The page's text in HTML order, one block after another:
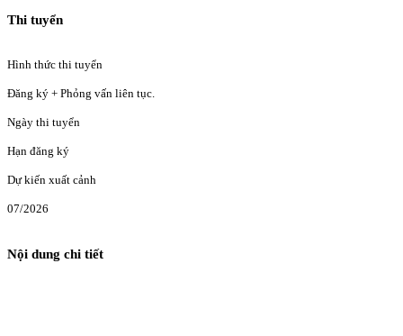
Thi tuyển
Hình thức thi tuyển
Đăng ký + Phỏng vấn liên tục.
Ngày thi tuyển
Hạn đăng ký
Dự kiến xuất cảnh
07/2026
Nội dung chi tiết